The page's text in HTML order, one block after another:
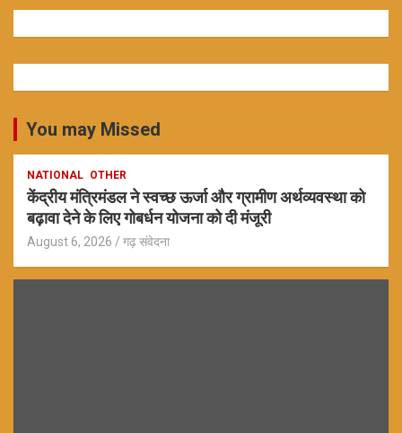
You may Missed
NATIONAL OTHER
केंद्रीय मंत्रिमंडल ने स्वच्छ ऊर्जा और ग्रामीण अर्थव्यवस्था को
बढ़ावा देने के लिए गोबर्धन योजना को दी मंजूरी
August 6, 2026 गढ़ संवेदना